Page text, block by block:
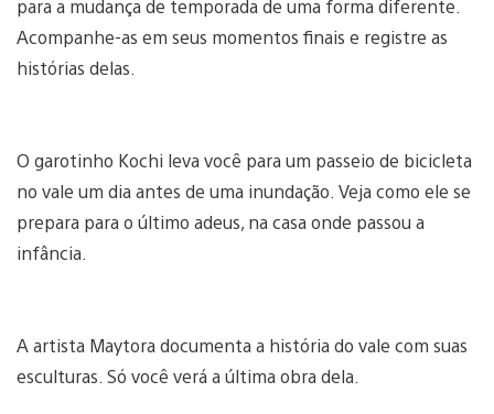
para a mudança de temporada de uma forma diferente.
Acompanhe-as em seus momentos finais e registre as
histórias delas.
O garotinho Kochi leva você para um passeio de bicicleta
no vale um dia antes de uma inundação. Veja como ele se
prepara para o último adeus, na casa onde passou a
infância.
A artista Maytora documenta a história do vale com suas
esculturas. Só você verá a última obra dela.